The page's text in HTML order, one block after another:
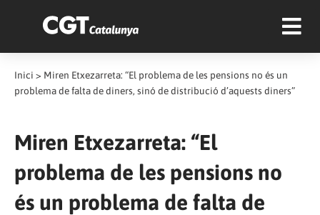
Inici > Miren Etxezarreta: “El problema de les pensions no és un
problema de falta de diners, sinó de distribució d’aquests diners”
Miren Etxezarreta: “El
problema de les pensions no
és un problema de falta de